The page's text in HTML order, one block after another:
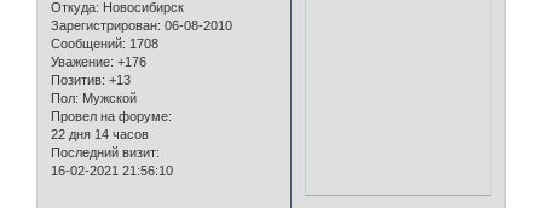
Откуда: Новосибирск
Зарегистрирован: 06-08-2010
Сообщений: 1708
Уважение: +176
Позитив: +13
Пол: Мужской
Провел на форуме:
22 дня 14 часов
Последний визит:
16-02-2021 21:56:10